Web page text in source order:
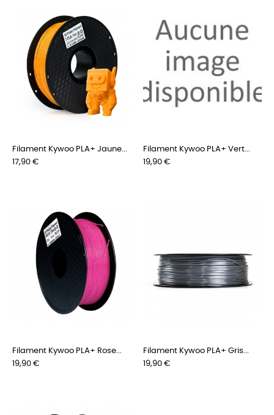
Filament Kywoo PLA+ Jaune...
Prix
17,90 €
Filament Kywoo PLA+ Vert...
Prix
19,90 €
Filament Kywoo PLA+ Rose...
Prix
19,90 €
Filament Kywoo PLA+ Gris...
Prix
19,90 €